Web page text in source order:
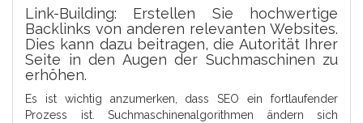
Link-Building: Erstellen Sie hochwertige
Backlinks von anderen relevanten Websites.
Dies kann dazu beitragen, die Autorität Ihrer
Seite in den Augen der Suchmaschinen zu
erhöhen.
Es ist wichtig anzumerken, dass SEO ein fortlaufender
Prozess ist. Suchmaschinenalgorithmen ändern sich